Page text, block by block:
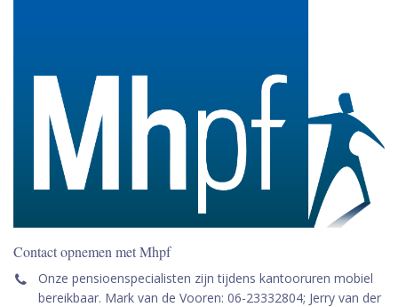
Contact opnemen met Mhpf
Onze pensioenspecialisten zijn tijdens kantooruren mobiel
bereikbaar. Mark van de Vooren: 06-23332804; Jerry van der